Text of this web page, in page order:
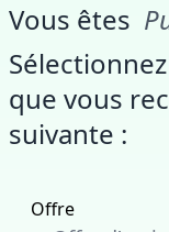
Vous êtes
que vous
suivante :
Offre